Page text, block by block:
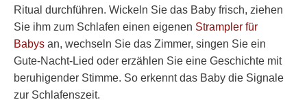
Ritual durchführen. Wickeln Sie das Baby frisch, ziehen
Sie ihm zum Schlafen einen eigenen Strampler für
Babys an, wechseln Sie das Zimmer, singen Sie ein
Gute-Nacht-Lied oder erzählen Sie eine Geschichte mit
beruhigender Stimme. So erkennt das Baby die Signale
zur Schlafenszeit.